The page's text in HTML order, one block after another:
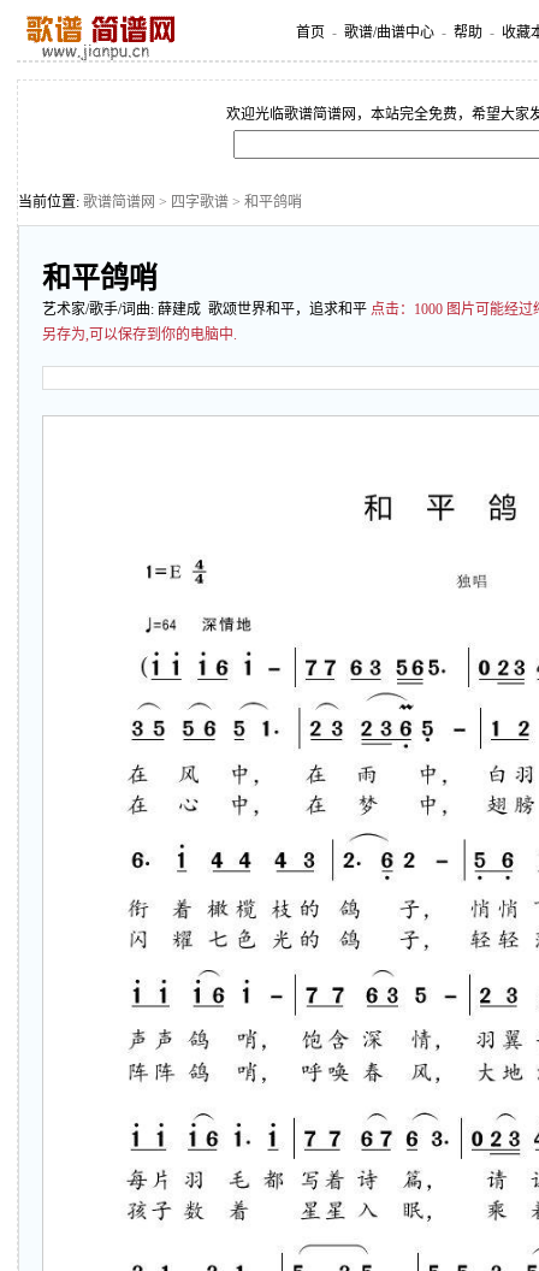
首页 - 歌谱/曲谱中心 - 帮助 - 收藏
欢迎光临歌谱简谱网，本站完全免费，希望大家
当前位置: 歌谱简谱网 > 四字歌谱 > 和平鸽哨
和平鸽哨
艺术家/歌手/词曲: 薛建成 歌颂世界和平，追求和平 点击： 1000 图片可能经
另存为,可以保存到你的电脑中.